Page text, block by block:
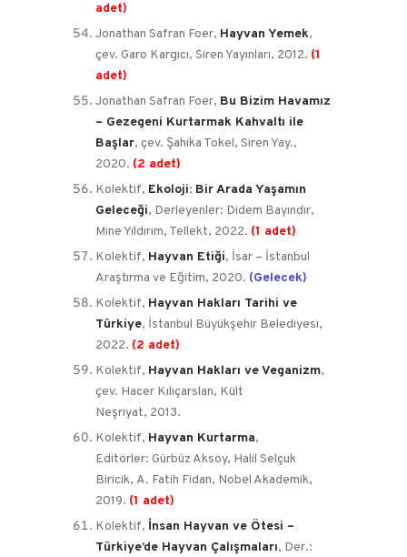
adet)
Jonathan Safran Foer, Hayvan Yemek,
çev. Garo Kargıcı, Siren Yayınları, 2012. (1
adet)
Jonathan Safran Foer, Bu Bizim Havamız
– Gezegeni Kurtarmak Kahvaltı ile
Başlar, çev. Şahika Tokel, Siren Yay.,
2020. (2 adet)
Kolektif, Ekoloji: Bir Arada Yaşamın
Geleceği, Derleyenler: Didem Bayındır,
Mine Yıldırım, Tellekt, 2022. (1 adet)
Kolektif, Hayvan Etiği, İsar – İstanbul
Araştırma ve Eğitim, 2020. (Gelecek)
Kolektif, Hayvan Hakları Tarihi ve
Türkiye, İstanbul Büyükşehir Belediyesi,
2022. (2 adet)
Kolektif, Hayvan Hakları ve Veganizm,
çev. Hacer Kılıçarslan, Kült
Neşriyat, 2013.
Kolektif, Hayvan Kurtarma,
Editörler: Gürbüz Aksoy, Halil Selçuk
Biricik, A. Fatih Fidan, Nobel Akademik,
2019. (1 adet)
Kolektif, İnsan Hayvan ve Ötesi –
Türkiye’de Hayvan Çalışmaları, Der.: